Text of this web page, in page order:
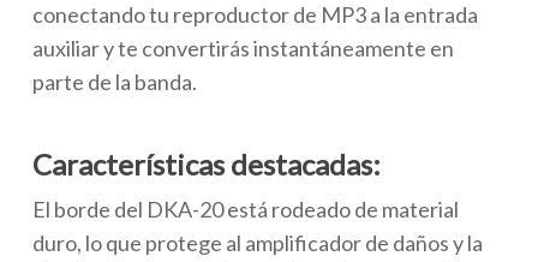
conectando tu reproductor de MP3 a la entrada
auxiliar y te convertirás instantáneamente en
parte de la banda.
Características destacadas:
El borde del DKA-20 está rodeado de material
duro, lo que protege al amplificador de daños y la